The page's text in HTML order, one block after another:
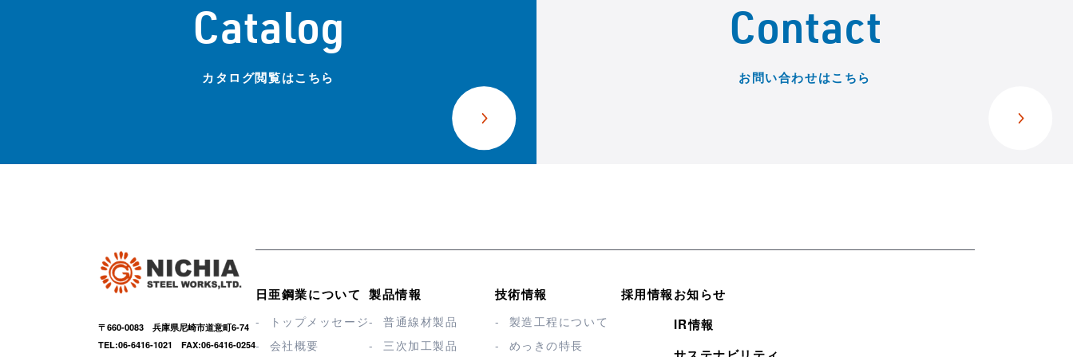
Catalog
カタログ閲覧はこちら
Contact
お問い合わせはこちら
〒660-0083 兵庫県尼崎市道意町6-74
TEL:06-6416-1021 FAX:06-6416-0254
日亜鋼業について
トップメッセージ
会社概要
製品情報
普通線材製品
三次加工製品
技術情報
製造工程について
めっきの特長
採用情報お知らせ
IR情報